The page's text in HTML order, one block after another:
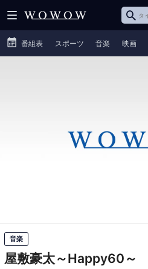
番組表 スポーツ 音楽 映画
音楽
屋敷豪太～Happy60～